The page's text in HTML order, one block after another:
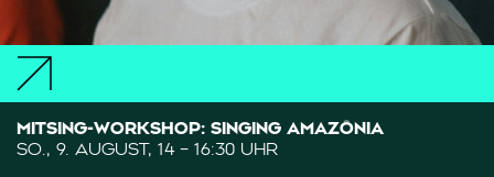
MITSING-WORKSHOP: SINGING AMAZÔNIA
SO., 9. AUGUST, 14 – 16:30 UHR